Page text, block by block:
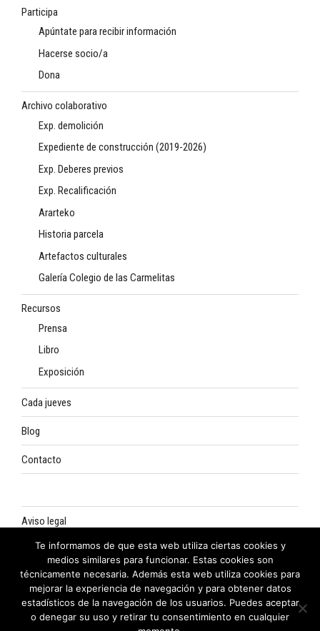
Participa
Apúntate para recibir información
Hacerse socio/a
Dona
Archivo colaborativo
Exp. demolición
Expediente de construcción (2019-2026)
Exp. Deberes previos
Exp. Recalificación
Ararteko
Historia parcela
Artefactos culturales
Galería Colegio de las Carmelitas
Recursos
Prensa
Libro
Exposición
Cada jueves
Blog
Contacto
Aviso legal
Política de privacidad
Política de cookies
Te informamos de que esta web utiliza ciertas cookies y
medios similares para funcionar. Estas cookies son
técnicamente necesaria. Además esta web utiliza cookies para
mejorar la experiencia de navegación y para obtener datos
estadísticos de la navegación de los usuarios. Puedes aceptar
o denegar su uso y retirar tu consentimiento en cualquier